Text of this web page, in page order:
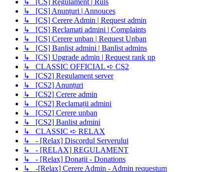
↳ [CS] Regulament | Ruls
↳ [CS] Anunțuri | Annouces
↳ [CS] Cerere Admin | Request admin
↳ [CS] Reclamati admini | Complaints
↳ [CS] Cerere unban | Request Unban
↳ [CS] Banlist admini | Banlist admins
↳ [CS] Upgrade admin | Request rank up
↳ CLASSIC OFFICIAL ➪ CS2
↳ [CS2] Regulament server
↳ [CS2] Anunțuri
↳ [CS2] Cerere admin
↳ [CS2] Reclamații admini
↳ [CS2] Cerere unban
↳ [CS2] Banlist admini
↳ CLASSIC ➪ RELAX
↳ - [Relax] Discordul Serverului
↳ - [RELAX] REGULAMENT
↳ - [Relax] Donații - Donations
↳ -[Relax] Cerere Admin - Admin requestum